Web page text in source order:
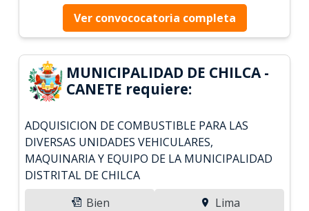
Ver convococatoria completa
MUNICIPALIDAD DE CHILCA -
CANETE requiere:
ADQUISICION DE COMBUSTIBLE PARA LAS
DIVERSAS UNIDADES VEHICULARES,
MAQUINARIA Y EQUIPO DE LA MUNICIPALIDAD
DISTRITAL DE CHILCA
Bien
Lima